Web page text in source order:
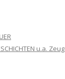
u.a. Zeug